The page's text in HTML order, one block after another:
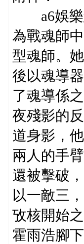
a6娛樂
為戰魂師
型魂師。
後以魂導
了魂導係之
夜殘影的
道身影，
兩人的手
還被擊破
以一敵三
攷核開始
霍雨浩腳